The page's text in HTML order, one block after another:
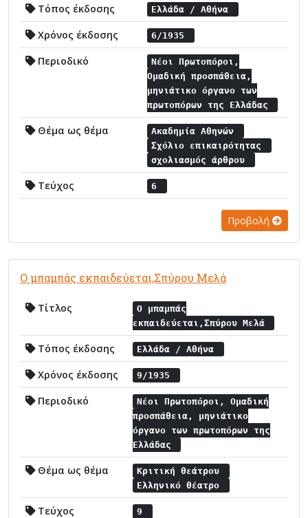
Τόπος έκδοσης Ελλάδα / Αθήνα
Χρόνος έκδοσης 6/1935
Περιοδικό
Νέοι Πρωτοπόροι,
Ομαδική προσπάθεια,
μηνιάτικο όργανο των
πρωτοπόρων της Ελλάδας
Θέμα ως θέμα
Ακαδημία Αθηνών
Σχόλιο επικαιρότητας
σχολιασμός άρθρου
Τεύχος 6
Προβολή
Ο μπαμπάς εκπαιδεύεται,Σπύρου Μελά
Τίτλος
Ο μπαμπάς
εκπαιδεύεται,Σπύρου Μελά
Τόπος έκδοσης Ελλάδα / Αθήνα
Χρόνος έκδοσης 9/1935
Περιοδικό
Νέοι Πρωτοπόροι, Ομαδική
προσπάθεια, μηνιάτικο
όργανο των πρωτοπόρων της
Ελλάδας
Θέμα ως θέμα
Κριτική θεάτρου
Ελληνικό θέατρο
Τεύχος 9